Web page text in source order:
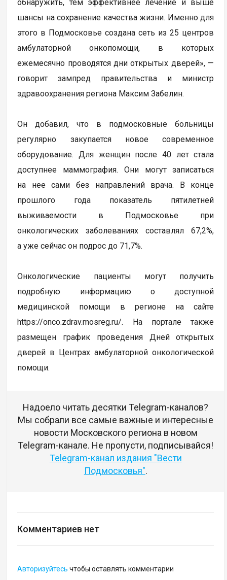
обнаружить, тем эффективнее лечение и выше
шансы на сохранение качества жизни. Именно для
этого в Подмосковье создана сеть из 25 центров
амбулаторной онкопомощи, в которых
ежемесячно проводятся дни открытых дверей», —
говорит зампред правительства и министр
здравоохранения региона Максим Забелин.
Он добавил, что в подмосковные больницы
регулярно закупается новое современное
оборудование. Для женщин после 40 лет стала
доступнее маммография. Они могут записаться
на нее сами без направлений врача. В конце
прошлого года показатель пятилетней
выживаемости в Подмосковье при
онкологических заболеваниях составлял 67,2%,
а уже сейчас он подрос до 71,7%.
Онкологические пациенты могут получить
подробную информацию о доступной
медицинской помощи в регионе на сайте
https://onco.zdrav.mosreg.ru/. На портале также
размещен график проведения Дней открытых
дверей в Центрах амбулаторной онкологической
помощи.
Надоело читать десятки Telegram-каналов?
Мы собрали все самые важные и интересные
новости Московского региона в новом
Telegram-канале. Не пропусти, подписывайся!
Telegram-канал издания "Вести
Подмосковья".
Комментариев нет
Авторизуйтесь чтобы оставлять комментарии